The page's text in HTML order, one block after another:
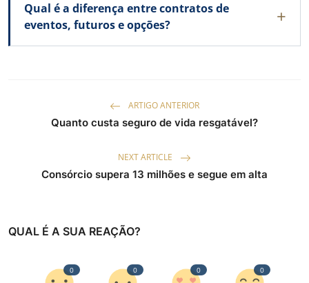
Qual é a diferença entre contratos de
eventos, futuros e opções?
ARTIGO ANTERIOR
Quanto custa seguro de vida resgatável?
NEXT ARTICLE
Consórcio supera 13 milhões e segue em alta
QUAL É A SUA REAÇÃO?
0 0 0 0